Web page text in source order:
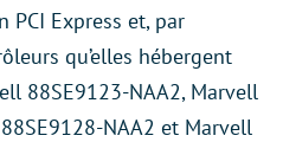
PCI Express et, par
qu’elles hébergent
88SE9123-NAA2, Marvell
NAA2 et Marvell